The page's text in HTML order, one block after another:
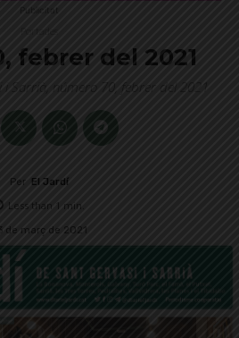
Publicitat
febrer del 2021
i Sarrià, número 70, febrer del 2021
Per El Jardí
Less than 1 min.
de març de 2021